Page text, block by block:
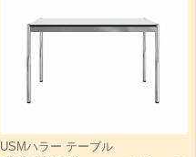
USMハラー テーブル